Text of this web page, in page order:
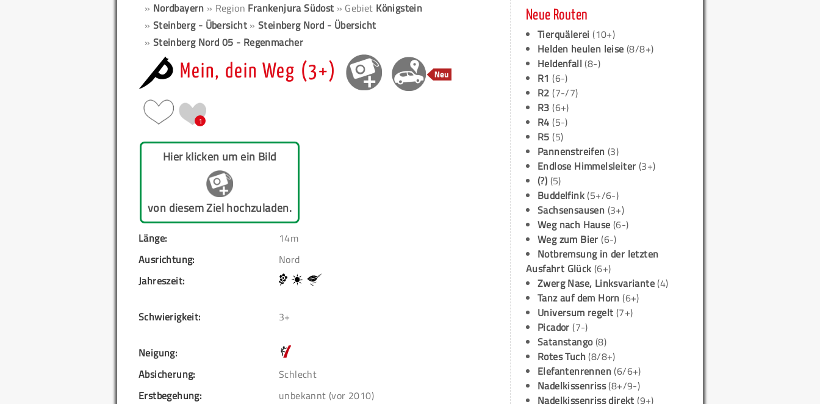
» Nordbayern » Region Frankenjura Südost » Gebiet Königstein
» Steinberg - Übersicht »Steinberg Nord - Übersicht
» Steinberg Nord 05 - Regenmacher
Mein, dein Weg (3+)
1
Hier klicken um ein Bild
von diesem Ziel hochzuladen.
Länge:
14m
Ausrichtung:
Nord
Jahreszeit:
Schwierigkeit: 3+
Neigung:
Absicherung:
Schlecht
Erstbegehung:
unbekannt (vor 2010)
Neue Routen
Tierquälerei (10+)
Helden heulen leise(8/8+)
Heldenfall(8-)
R1 (6-)
R2 (7-/7)
R3 (6+)
R4 (5-)
R5 (5)
Pannenstreifen (3)
Endlose Himmelsleiter (3+)
(?) (5)
Buddelfink(5+/6-)
Sachsensausen (3+)
Weg nach Hause (6-)
Weg zum Bier (6-)
Notbremsung in der letzten
Ausfahrt Glück (6+)
Zwerg Nase, Linksvariante(4)
Tanz auf dem Horn (6+)
Universum regelt (7+)
Picador (7-)
Satanstango(8)
Rotes Tuch(8/8+)
Elefantenrennen(6/6+)
Nadelkissenriss(8+/9-)
Nadelkissenriss direkt (9+)